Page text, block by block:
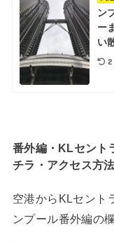
ン
ー
い
番外編・KLセント
チラ・アクセス方法
空港からKLセント
ンプール番外編の